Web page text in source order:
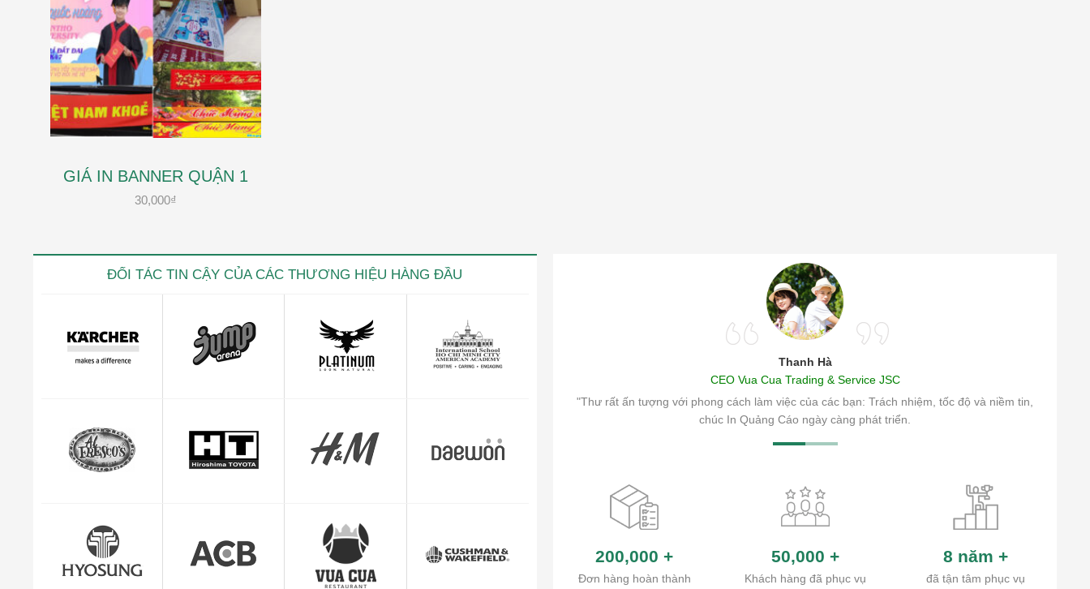
GIÁ IN BANNER QUẬN 1
30,000₫
ĐỐI TÁC TIN CẬY CỦA CÁC THƯƠNG HIỆU HÀNG ĐẦU
Thanh Hà
CEO Vua Cua Trading & Service JSC
"Thư rất ấn tượng với phong cách làm việc của các bạn: Trách nhiệm, tốc độ và niềm tin,
chúc In Quảng Cáo ngày càng phát triển.
Kevin trọng
200,000 +
Đơn hàng hoàn thành
50,000 +
Khách hàng đã phục vụ
8 năm +
đã tận tâm phục vụ